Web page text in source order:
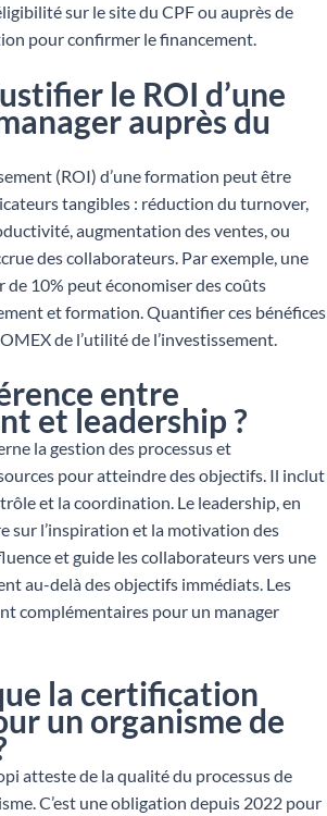
sur le site du CPF ou auprès de
pour confirmer le financement.
le ROI d’une
auprès du
(ROI) d’une formation peut être
tangibles : réduction du turnover,
augmentation des ventes, ou
des collaborateurs. Par exemple, une
10% peut économiser des coûts
et formation. Quantifier ces bénéfices
de l’utilité de l’investissement.
entre
et leadership ?
la gestion des processus et
pour atteindre des objectifs. Il inclut
et la coordination. Le leadership, en
sur l’inspiration et la motivation des
et guide les collaborateurs vers une
au-delà des objectifs immédiats. Les
complémentaires pour un manager
la certification
un organisme de
atteste de la qualité du processus de
C’est une obligation depuis 2022 pour